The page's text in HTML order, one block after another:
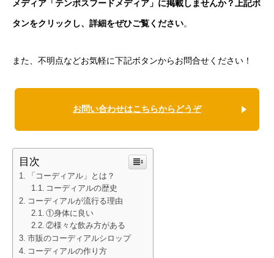
メディア「テンポスフードメディア」に掲載しませんか？上記ボ
タンをクリックし、詳細をぜひご覧ください。
また、不明点などお気軽に下記ボタンからお問合せください！
お問い合わせはこちらからどうぞ
目次
「コーディアル」とは？
コーディアルの歴史
コーディアルが流行る理由
①身体に良い
②様々な飲み方がある
市販のコーディアルシロップ
コーディアルの作り方